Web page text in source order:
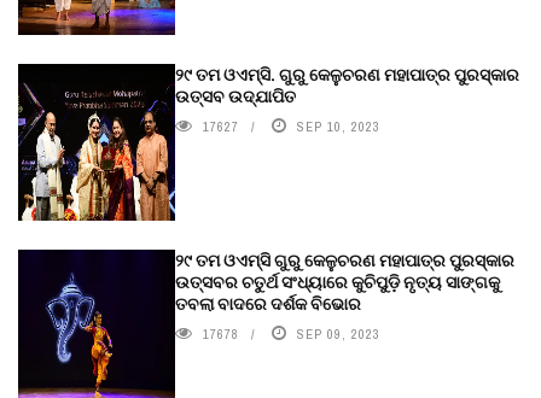
୨୯ ତମ ଓଏମ୍‌ସି. ଗୁରୁ କେଳୁଚରଣ ମହାପାତ୍ର ପୁରସ୍କାର
ଉତ୍ସବ ଉଦ୍‍ଯାପିତ
17627 SEP 10, 2023
୨୯ ତମ ଓଏମ୍‌ସି ଗୁରୁ କେଳୁଚରଣ ମହାପାତ୍ର ପୁରସ୍କାର
ଉତ୍ସବର ଚତୁର୍ଥ ସଂଧ୍ୟାରେ କୁଚିପୁଡ଼ି ନୃତ୍ୟ ସାଙ୍ଗକୁ
ତବଲା ବାଦରେ ଦର୍ଶକ ବିଭୋର
17678 SEP 09, 2023